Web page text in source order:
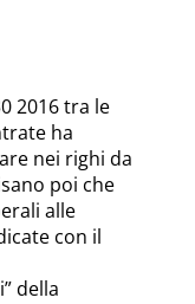
2016 tra le
ha
nei righi da
poi che
alle
con il
della